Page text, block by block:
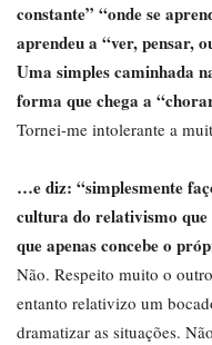
constante” “onde se
aprendeu a “ver, pensar,
Uma simples caminhada
forma que chega a
Tornei-me intolerante a
…e diz: “simplesmente
cultura do relativismo que
que apenas concebe o
Não. Respeito muito o
entanto relativizo um
dramatizar as situações.